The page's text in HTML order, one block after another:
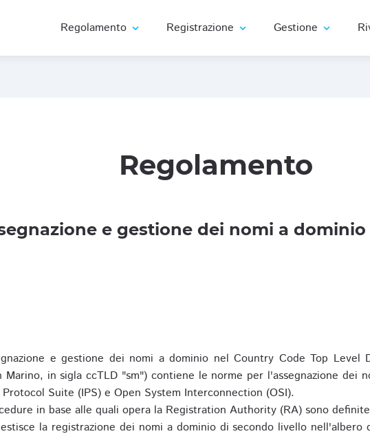
Regolamento expand_more Registrazione expand_more Gestione expand_more
Regolamento
e gestione dei nomi a dominio
e gestione dei nomi a dominio nel Country Code Top Level
Marino, in sigla ccTLD "sm") contiene le norme per l'assegnazione dei
Suite (IPS) e Open System Interconnection (OSI).
in base alle quali opera la Registration Authority (RA) sono
la registrazione dei nomi a dominio di secondo livello nell'albero